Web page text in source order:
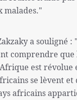
malades."
a souligné :
comprendre
est révolue
se lèvent et
africains